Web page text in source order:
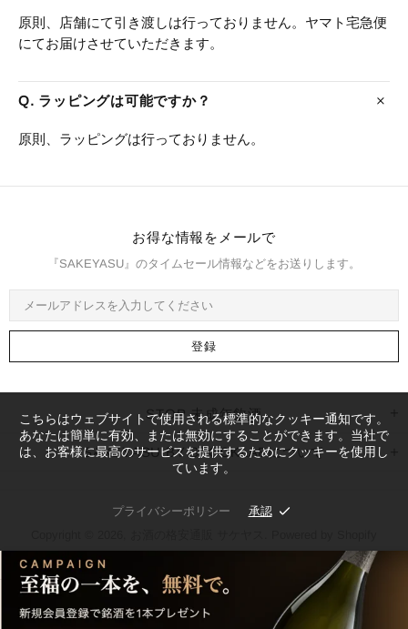
原則、店舗にて引き渡しは行っておりません。ヤマト宅急便
にてお届けさせていただきます。
Q. ラッピングは可能ですか？
原則、ラッピングは行っておりません。
お得な情報をメールで
『SAKEYASU』のタイムセール情報などをお送りします。
STOP 未成年飲酒
SAKEYASU BY STOCKLABについて
こちらはウェブサイトで使用される標準的なクッキー通知です。
あなたは簡単に有効、または無効にすることができます。当社で
は、お客様に最高のサービスを提供するためにクッキーを使用し
ています。
プライバシーポリシー 承認